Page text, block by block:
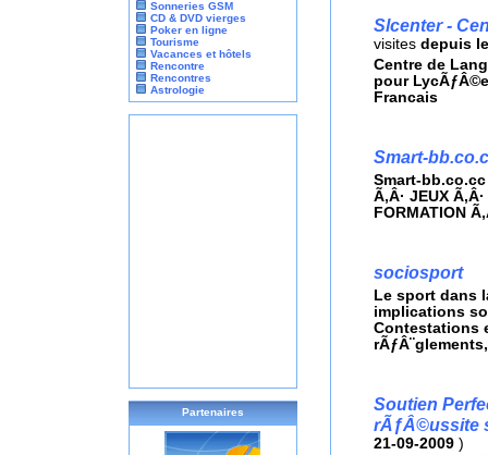
Sonneries GSM
CD & DVD vierges
Poker en ligne
Tourisme
Vacances et hôtels
Rencontre
Rencontres
Astrologie
Partenaires
Slcenter -
visites depuis
Centre de
pour
Francais
Smart-
Smart-bb.co.cc
Ã‚Â· JEUX
FORMATION
sociosport
Le sport dans
implications
Contestations
Soutien
rÃƒÂ©ussite
21-09-2009)